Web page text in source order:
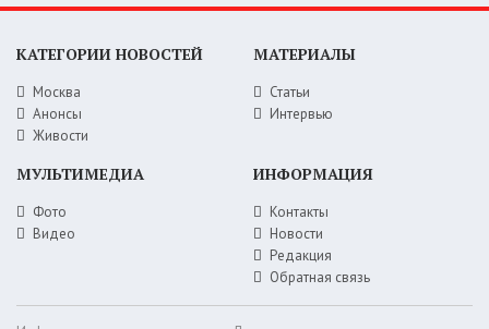
КАТЕГОРИИ НОВОСТЕЙ
Москва
Анонсы
Живости
МАТЕРИАЛЫ
Статьи
Интервью
МУЛЬТИМЕДИА
Фото
Видео
ИНФОРМАЦИЯ
Контакты
Новости
Редакция
Обратная связь